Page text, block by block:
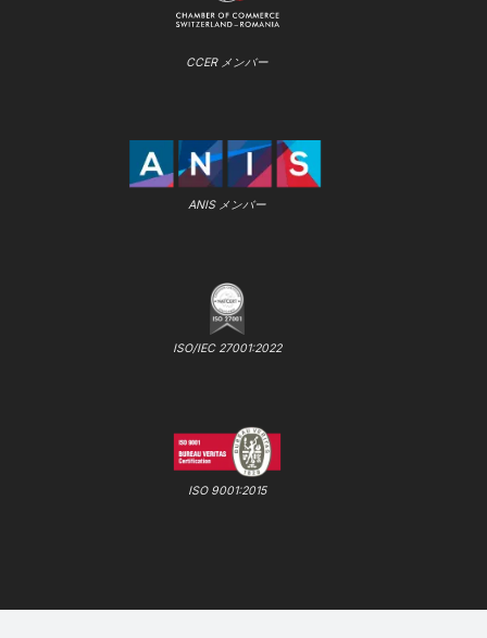
CCER メンバー
ANIS メンバー
ISO/IEC 27001:2022
ISO 9001:2015